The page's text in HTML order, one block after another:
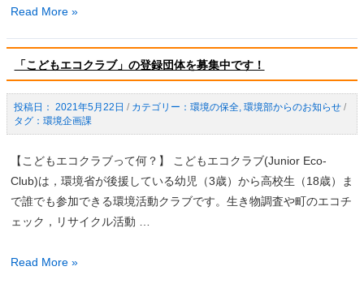
身
な
場
所
に
外
来
物！
Read More »
「こどもエコクラブ」の登録団体を募集中です！
2021年5月22日 / 環境の保全, 環境部からのお知らせ/
環境企画課
【こどもエコクラブって何？】 こどもエコクラブ(Junior Eco-
Club)は，環境省が後援している幼児（3歳）から高校生（18歳）ま
で誰でも参加できる環境活動クラブです。生き物調査や町のエコチ
ェック，リサイクル活動 …
「こ
Read More »